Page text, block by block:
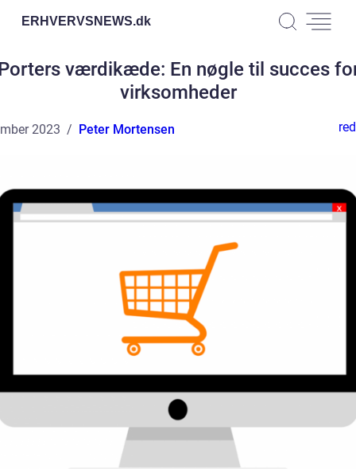
ERHVERVSNEWS.dk
værdikæde: En nøgle til succes
virksomheder
2023 Peter Mortensen